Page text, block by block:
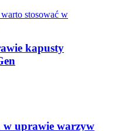
kapusty
uprawie warzyw